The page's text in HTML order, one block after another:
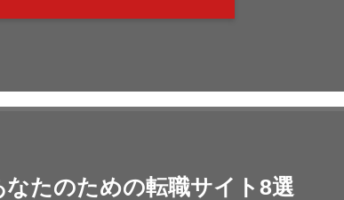
たのための転職サイト8選